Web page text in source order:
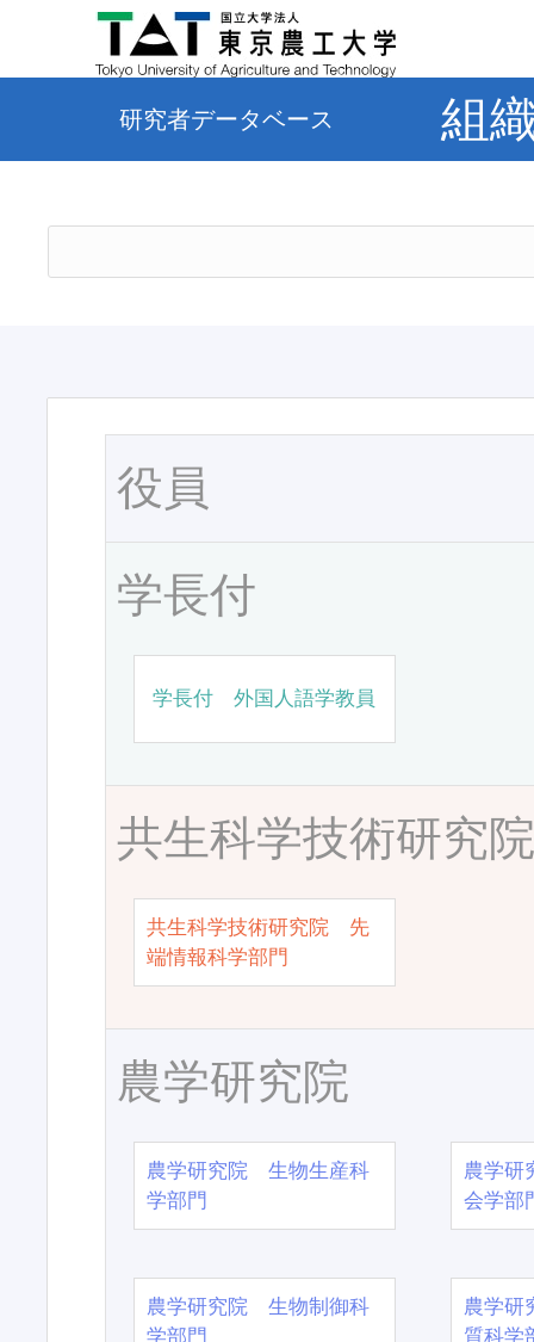
研究者データベース 組
役員
学長付
学長付 外国人語学教員
共生科学技術研究
共生科学技術研究院 先
端情報科学部門
農学研究院
農学研究院 生物生産科
学部門
農学
会学部
農学研究院 生物制御科
学部門
農学
質科学